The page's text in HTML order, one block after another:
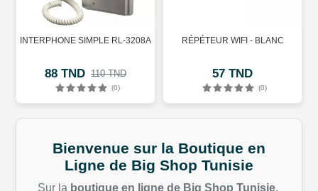
INTERPHONE SIMPLE RL-3208A
88 TND 110 TND
(0)
RÉPÉTEUR WIFI - BLANC
57 TND
(0)
Bienvenue sur la Boutique en
Ligne de Big Shop Tunisie
Sur la boutique en ligne de Big Shop Tunisie